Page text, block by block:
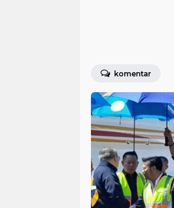
komentar